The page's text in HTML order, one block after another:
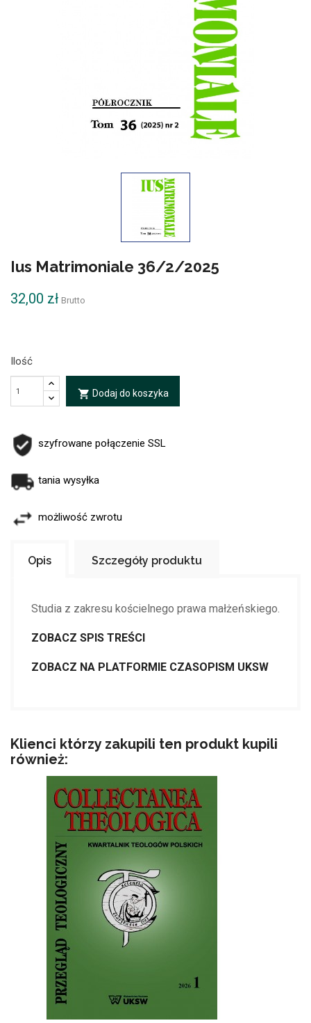
Ius Matrimoniale 36/2/2025
32,00 zł Brutto
Ilość
local_grocery_store Dodaj do koszyka
szyfrowane połączenie SSL
tania wysyłka
możliwość zwrotu
Opis Szczegóły produktu
Studia z zakresu kościelnego prawa małżeńskiego.
ZOBACZ SPIS TREŚCI
ZOBACZ NA PLATFORMIE CZASOPISM UKSW
Klienci którzy zakupili ten produkt kupili
również: